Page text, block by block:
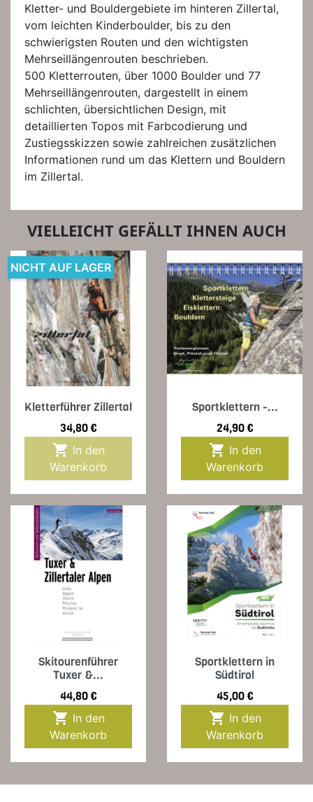
Kletter- und Bouldergebiete im hinteren Zillertal,
vom leichten Kinderboulder, bis zu den
schwierigsten Routen und den wichtigsten
Mehrseillängenrouten beschrieben.
500 Kletterrouten, über 1000 Boulder und 77
Mehrseillängenrouten, dargestellt in einem
schlichten, übersichtlichen Design, mit
detaillierten Topos mit Farbcodierung und
Zustiegsskizzen sowie zahlreichen zusätzlichen
Informationen rund um das Klettern und Bouldern
im Zillertal.
VIELLEICHT GEFÄLLT IHNEN AUCH
Kletterführer Zillertal
Preis
34,80 €

Warenkorb
NICHT AUF LAGER
Sportklettern -...
Preis
24,90 €

Warenkorb
Skitourenführer
Tuxer &...
Preis
44,80 €

Warenkorb
Sportklettern in
Südtirol
Preis
45,00 €

Warenkorb